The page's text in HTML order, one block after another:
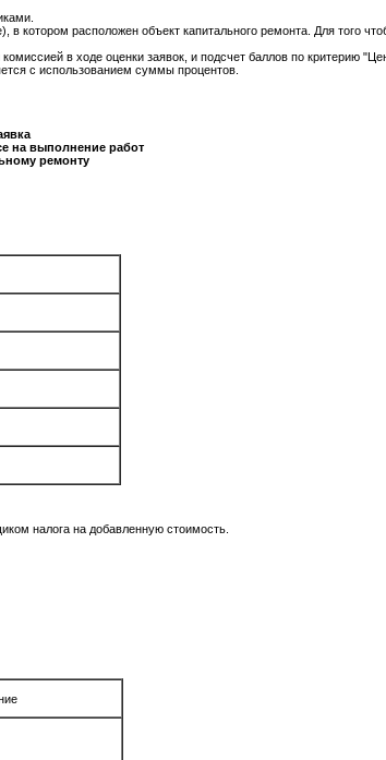
расположен объект капитального ремонта. Для того
в ходе оценки заявок, и подсчет баллов по критерию
с использованием суммы процентов.
на выполнение работ
ремонту
налога на добавленную стоимость.